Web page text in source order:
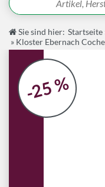
Sie sind hier: Startseite
» Kloster Ebernach
-25 %